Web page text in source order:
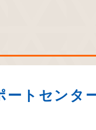
ートセンタ